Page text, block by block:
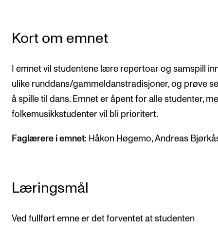
Studentutvalet SUT (student.nmh.no)
FORSKNING
CERM
CREMAH
Prosjekter
INTERNASJONALT
Kort om emnet
I emnet vil studentene lære repertoar og samspill
ulike runddans/gammeldanstradisjoner, og prøve
å spille til dans. Emnet er åpent for alle studenter,
folkemusikkstudenter vil bli prioritert.
Faglærere i emnet: Håkon Høgemo, Andreas
Læringsmål
Ved fullført emne er det forventet at studenten